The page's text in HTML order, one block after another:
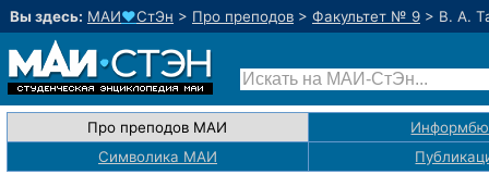
Вы здесь: МАИ♥СтЭн > Про преподов > Факультет № 9 > В. А.
Про преподов МАИ
Символика МАИ